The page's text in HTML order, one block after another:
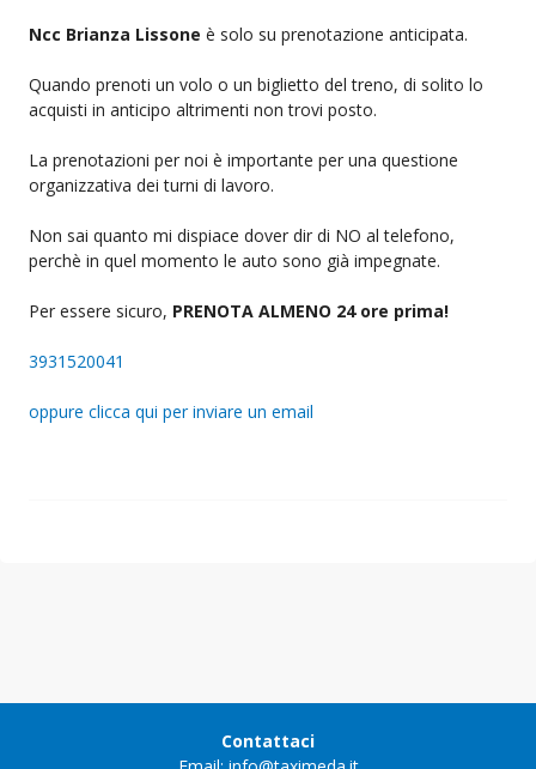
Ncc Brianza Lissone è solo su prenotazione anticipata.
Quando prenoti un volo o un biglietto del treno, di solito lo
acquisti in anticipo altrimenti non trovi posto.
La prenotazioni per noi è importante per una questione
organizzativa dei turni di lavoro.
Non sai quanto mi dispiace dover dir di NO al telefono,
perchè in quel momento le auto sono già impegnate.
Per essere sicuro, PRENOTA ALMENO 24 ore prima!
3931520041
oppure clicca qui per inviare un email
Contattaci